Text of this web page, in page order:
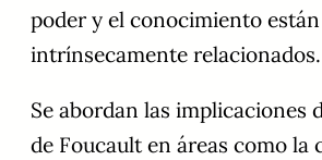
poder y el conocimiento están
intrínsecamente relacionados.
Se abordan las implicaciones
de Foucault en áreas como la